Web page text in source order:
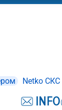
Netko СКС